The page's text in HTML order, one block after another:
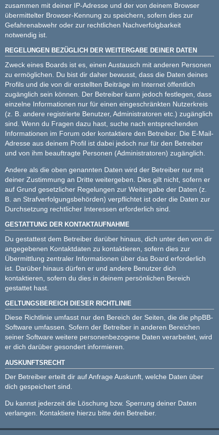
zusammen mit deiner IP-Adresse und der von deinem Browser
übermittelter Browser-Kennung zu speichern, sofern dies zur
Gefahrenabwehr oder zur rechtlichen Nachverfolgbarkeit
notwendig ist.
REGELUNGEN BEZÜGLICH DER WEITERGABE DEINER DATEN
Zweck eines Boards ist es, einen Austausch mit anderen Personen
zu ermöglichen. Du bist dir daher bewusst, dass die Daten deines
Profils und die von dir erstellten Beiträge im Internet öffentlich
zugänglich sein können. Der Betreiber kann jedoch festlegen, dass
einzelne Informationen nur für einen eingeschränkten Nutzerkreis
(z. B. andere registrierte Benutzer, Administratoren etc.) zugänglich
sind. Wenn du Fragen dazu hast, suche nach entsprechenden
Informationen im Forum oder kontaktiere den Betreiber. Die E-Mail-
Adresse aus deinem Profil ist dabei jedoch nur für den Betreiber
und von ihm beauftragte Personen (Administratoren) zugänglich.
Andere als die oben genannten Daten wird der Betreiber nur mit
deiner Zustimmung an Dritte weitergeben. Dies gilt nicht, sofern er
auf Grund gesetzlicher Regelungen zur Weitergabe der Daten (z.
B. an Strafverfolgungsbehörden) verpflichtet ist oder die Daten zur
Durchsetzung rechtlicher Interessen erforderlich sind.
GESTATTUNG DER KONTAKTAUFNAHME
Du gestattest dem Betreiber darüber hinaus, dich unter den von dir
angegebenen Kontaktdaten zu kontaktieren, sofern dies zur
Übermittlung zentraler Informationen über das Board erforderlich
ist. Darüber hinaus dürfen er und andere Benutzer dich
kontaktieren, sofern du dies in deinem persönlichen Bereich
gestattet hast.
GELTUNGSBEREICH DIESER RICHTLINIE
Diese Richtlinie umfasst nur den Bereich der Seiten, die die phpBB-
Software umfassen. Sofern der Betreiber in anderen Bereichen
seiner Software weitere personenbezogene Daten verarbeitet, wird
er dich darüber gesondert informieren.
AUSKUNFTSRECHT
Der Betreiber erteilt dir auf Anfrage Auskunft, welche Daten über
dich gespeichert sind.
Du kannst jederzeit die Löschung bzw. Sperrung deiner Daten
verlangen. Kontaktiere hierzu bitte den Betreiber.